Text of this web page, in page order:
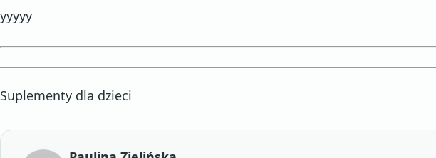
yyyyy
Suplementy dla dzieci